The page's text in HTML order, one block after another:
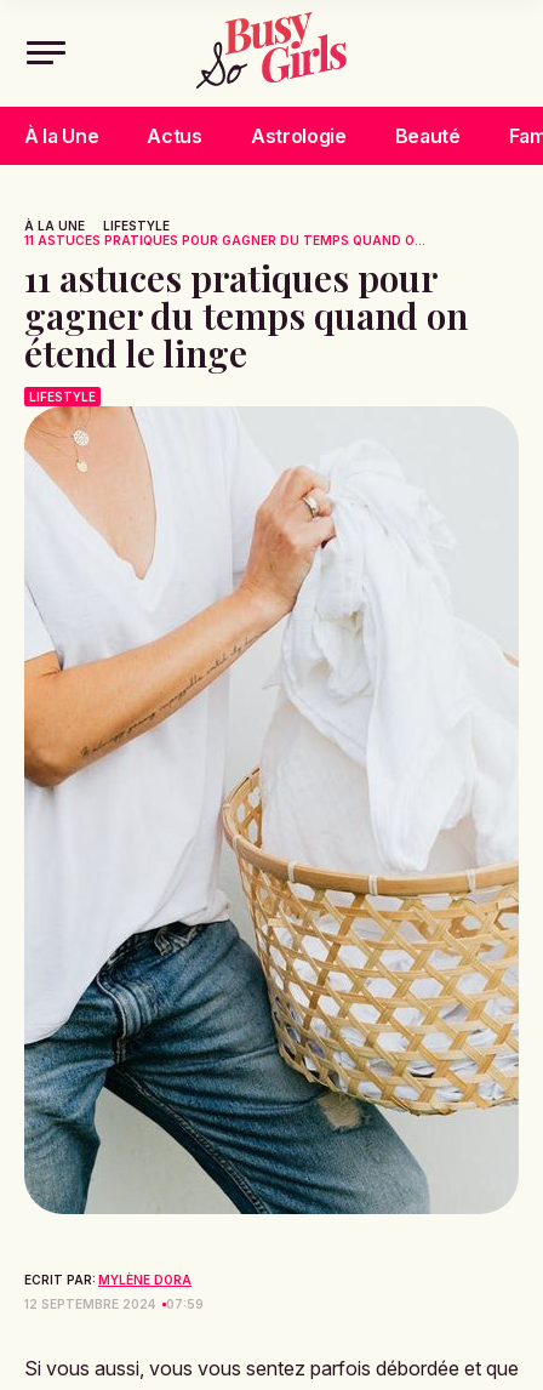
À la Une Actus Astrologie Beauté
À LA UNE
LIFESTYLE
11 ASTUCES PRATIQUES POUR GAGNER DU TEMPS QUAND O...
11 astuces pratiques pour
gagner du temps quand on
étend le linge
LIFESTYLE
ECRIT PAR: MYLÈNE DORA
12 SEPTEMBRE 2024
07:59
Si vous aussi, vous vous sentez parfois débordée et que